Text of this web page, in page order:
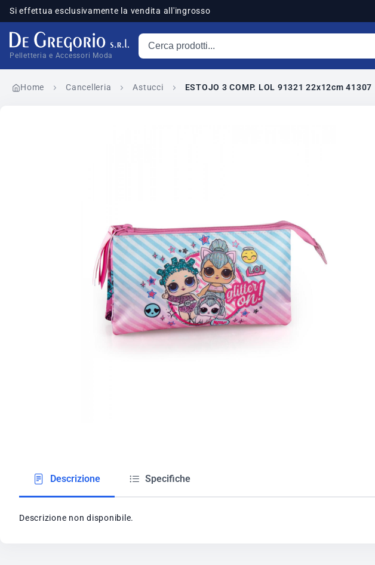
Si effettua esclusivamente la vendita all'ingrosso
Pelletteria e Accessori Moda
Cerca prodotti
Home Cancelleria Astucci ESTOJO 3 COMP. LOL 91321 22x12cm 41307
Descrizione Specifiche
Descrizione non disponibile.